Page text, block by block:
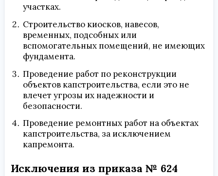
участках.
Строительство киосков, навесов,
временных, подсобных или
вспомогательных помещений, не имеющих
фундамента.
Проведение работ по реконструкции
объектов капстроительства, если это не
влечет угрозы их надежности и
безопасности.
Проведение ремонтных работ на объектах
капстроительства, за исключением
капремонта.
Исключения из приказа № 624